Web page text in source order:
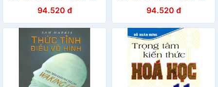
cực để làm chủ định mệnh
94.520 đ
cực để làm chủ định mệnh
94.520 đ